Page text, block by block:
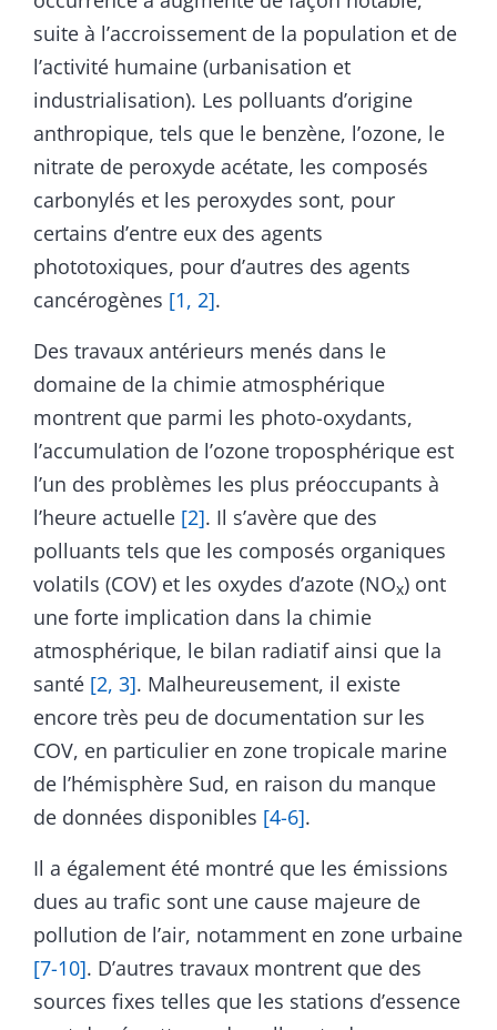
suite à l’accroissement de la population et de
l’activité humaine (urbanisation et
industrialisation). Les polluants d’origine
anthropique, tels que le benzène, l’ozone, le
nitrate de peroxyde acétate, les composés
carbonylés et les peroxydes sont, pour
certains d’entre eux des agents
phototoxiques, pour d’autres des agents
cancérogènes [1, 2].
Des travaux antérieurs menés dans le
domaine de la chimie atmosphérique
montrent que parmi les photo-oxydants,
l’accumulation de l’ozone troposphérique est
l’un des problèmes les plus préoccupants à
l’heure actuelle [2]. Il s’avère que des
polluants tels que les composés organiques
volatils (COV) et les oxydes d’azote (NOx) ont
une forte implication dans la chimie
atmosphérique, le bilan radiatif ainsi que la
santé [2, 3]. Malheureusement, il existe
encore très peu de documentation sur les
COV, en particulier en zone tropicale marine
de l’hémisphère Sud, en raison du manque
de données disponibles [4-6].
Il a également été montré que les émissions
dues au trafic sont une cause majeure de
pollution de l’air, notamment en zone urbaine
[7-10]. D’autres travaux montrent que des
sources fixes telles que les stations d’essence